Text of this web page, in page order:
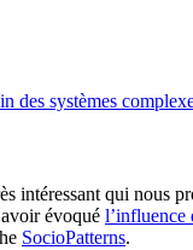
des systèmes
intéressant qui nous
évoqué l’influence
SocioPatterns.